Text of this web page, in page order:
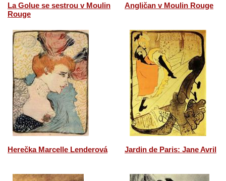
La Golue se sestrou v Moulin
Rouge
Angličan v Moulin Rouge
Herečka Marcelle Lenderová Jardin de Paris: Jane Avril